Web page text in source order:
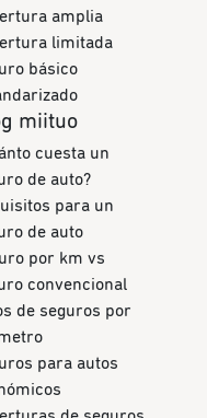
amplia
limitada
básico
miituo
cuesta un
de auto?
para un
de auto
por km vs
convencional
de seguros por
para autos